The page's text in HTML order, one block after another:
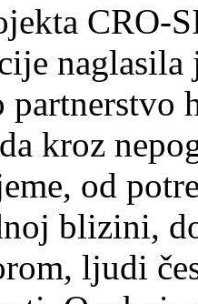
CRO-
partnerstvo
kroz
od
blizini,
ljudi